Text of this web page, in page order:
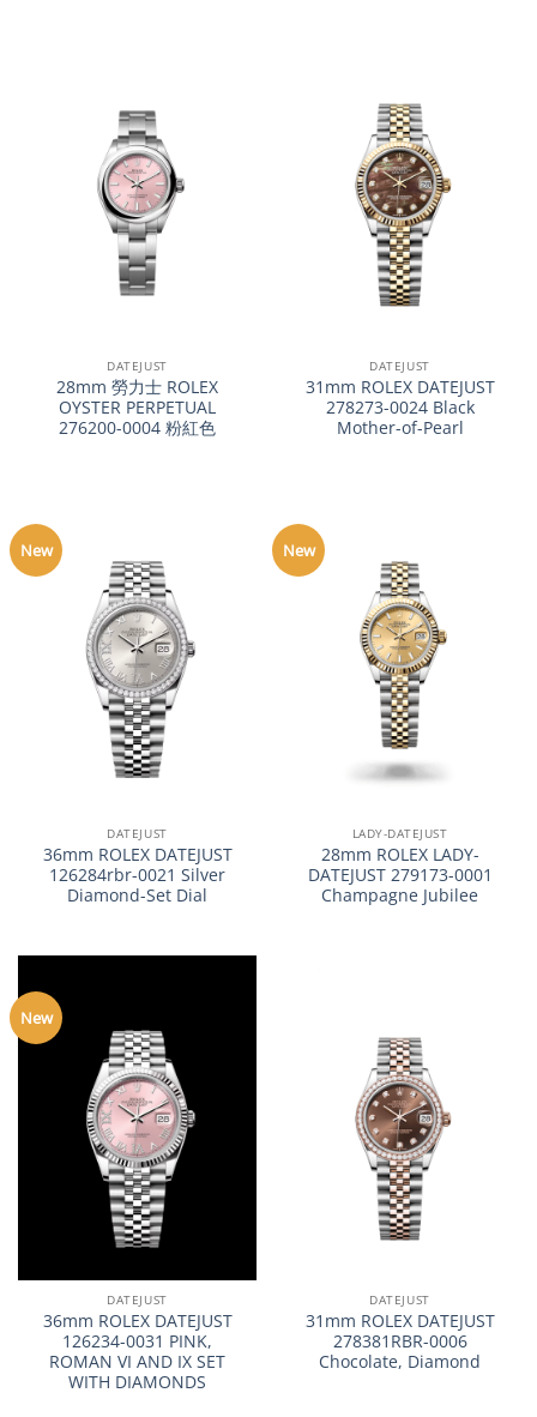
DATEJUST
28mm 勞力士 ROLEX
OYSTER PERPETUAL
276200-0004 粉紅色
DATEJUST
31mm ROLEX DATEJUST
278273-0024 Black
Mother-of-Pearl
New
DATEJUST
36mm ROLEX DATEJUST
126284rbr-0021 Silver
Diamond-Set Dial
New
LADY-DATEJUST
28mm ROLEX LADY-
DATEJUST 279173-0001
Champagne Jubilee
New
DATEJUST
36mm ROLEX DATEJUST
126234-0031 PINK,
ROMAN VI AND IX SET
WITH DIAMONDS
DATEJUST
31mm ROLEX DATEJUST
278381RBR-0006
Chocolate, Diamond